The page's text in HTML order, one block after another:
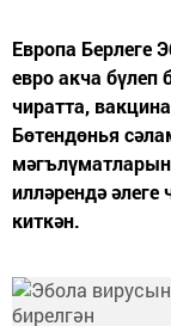
Европа Берлеге
евро акча бүлеп
чиратта,
Бөтендөнья
илләрендә
киткән.